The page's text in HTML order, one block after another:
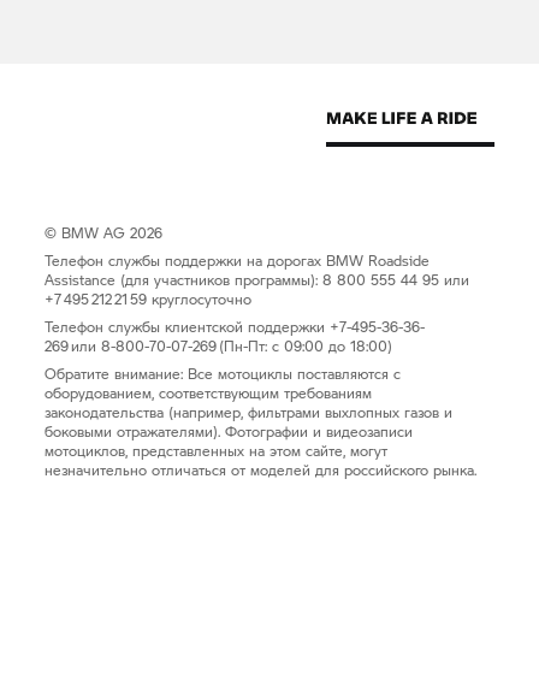
© BMW AG 2026
Телефон службы поддержки на дорогах BMW Roadside
Assistance (для участников программы): 8 800 555 44 95 или
+7 495 212 21 59 круглосуточно
Телефон службы клиентской поддержки +7-495-36-36-
269 или 8-800-70-07-269 (Пн-Пт: с 09:00 до 18:00)
Обратите внимание: Все мотоциклы поставляются с
оборудованием, соответствующим требованиям
законодательства (например, фильтрами выхлопных газов и
боковыми отражателями). Фотографии и видеозаписи
мотоциклов, представленных на этом сайте, могут
незначительно отличаться от моделей для российского рынка.